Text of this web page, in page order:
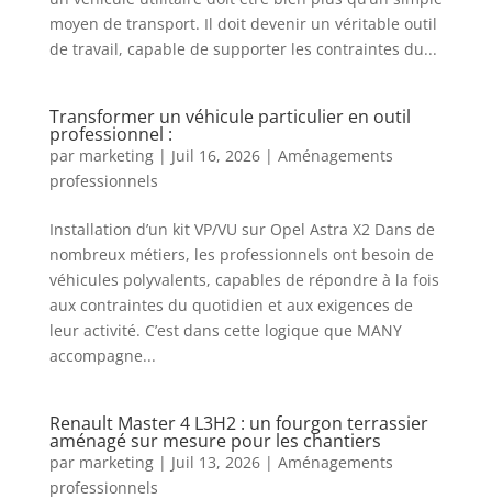
moyen de transport. Il doit devenir un véritable outil
de travail, capable de supporter les contraintes du...
Transformer un véhicule particulier en outil
professionnel :
par marketing| Juil 16, 2026| Aménagements
professionnels
Installation d’un kit VP/VU sur Opel Astra X2 Dans de
nombreux métiers, les professionnels ont besoin de
véhicules polyvalents, capables de répondre à la fois
aux contraintes du quotidien et aux exigences de
leur activité. C’est dans cette logique que MANY
accompagne...
Renault Master 4 L3H2 : un fourgon terrassier
aménagé sur mesure pour les chantiers
par marketing| Juil 13, 2026| Aménagements
professionnels